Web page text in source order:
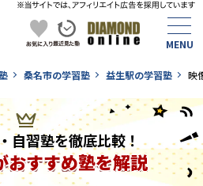
桑名市の学習塾 益生駅の学習塾 映
自習塾を徹底比較！
おすすめ塾を解説